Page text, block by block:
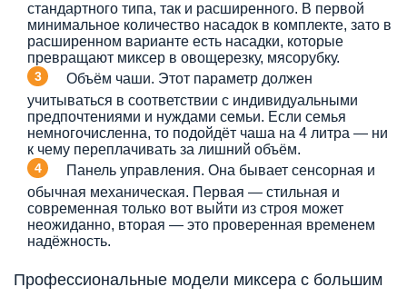
стандартного типа, так и расширенного. В первой
минимальное количество насадок в комплекте, зато в
расширенном варианте есть насадки, которые
превращают миксер в овощерезку, мясорубку.
Объём чаши. Этот параметр должен
учитываться в соответствии с индивидуальными
предпочтениями и нуждами семьи. Если семья
немногочисленна, то подойдёт чаша на 4 литра — ни
к чему переплачивать за лишний объём.
Панель управления. Она бывает сенсорная и
обычная механическая. Первая — стильная и
современная только вот выйти из строя может
неожиданно, вторая — это проверенная временем
надёжность.
Профессиональные модели миксера с большим